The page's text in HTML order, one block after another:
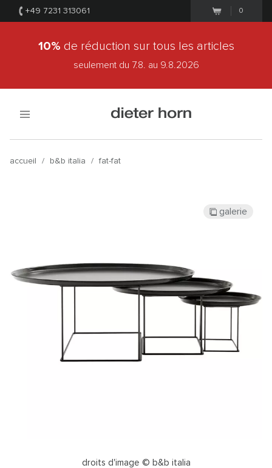
+49 7231 313061 0
10% de réduction sur tous les articles
seulement du 7.8. au 9.8.2026
accueil / b&b italia / fat-fat
droits d'image © b&b italia
galerie